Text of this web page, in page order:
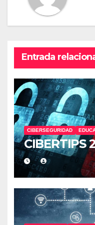
Entrada
CIBERSEGURIDAD
CIBERTIPS